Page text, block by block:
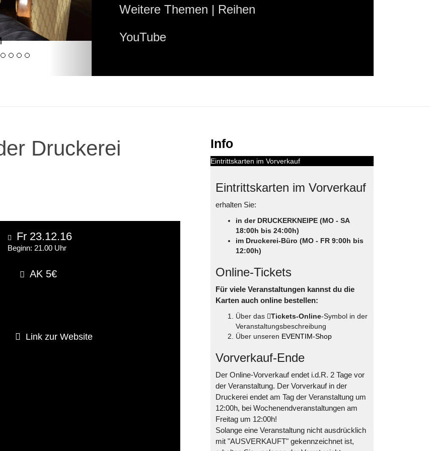
Weitere Themen | Reihen
YouTube
Druckerei
Fr 23.12.16
Beginn: 21.00 Uhr
AK 5€
Link zur Website
Info
Eintrittskarten im Vorverkauf
Eintrittskarten im Vorverkauf
erhalten Sie:
in der DRUCKERKNEIPE (MO - SA
18:00h bis 24:00h)
im Druckerei-Büro (MO - FR 9:00h bis
12:00h)
Online-Tickets
Für viele Veranstaltungen kannst du die
Karten auch online bestellen:
Über das Tickets-Online-Symbol in der
Veranstaltungsbeschreibung
Über unseren EVENTIM-Shop
Vorverkauf-Ende
Der Online-Vorverkauf endet i.d.R. 2 Tage vor
der Veranstaltung. Der Vorverkauf in der
Druckerei endet am Tag der Veranstaltung um
12:00h, bei Wochenendveranstaltungen am
Freitag um 12:00h!
Solange eine Veranstaltung nicht ausdrücklich
mit "AUSVERKAUFT" gekennzeichnet ist,